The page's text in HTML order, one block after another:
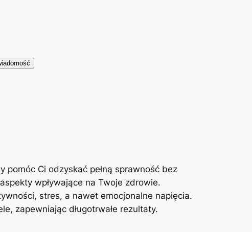
Ci odzyskać pełną sprawność bez
wpływające na Twoje zdrowie.
stres, a nawet emocjonalne napięcia.
zapewniając długotrwałe rezultaty.